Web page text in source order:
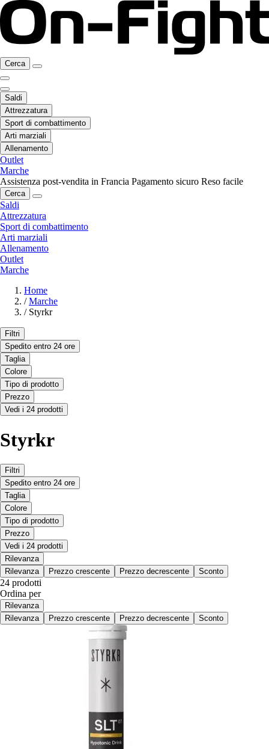
Cerca
Saldi
Attrezzatura
Sport di combattimento
Arti marziali
Allenamento
Outlet
Marche
Assistenza post-vendita in Francia Pagamento sicuro Reso facile
Cerca
Saldi
Attrezzatura
Sport di combattimento
Arti marziali
Allenamento
Outlet
Marche
Home
/ Marche
/ Styrkr
Filtri
Spedito entro 24 ore
Taglia
Colore
Tipo di prodotto
Prezzo
Vedi i 24 prodotti
Styrkr
Filtri
Spedito entro 24 ore
Taglia
Colore
Tipo di prodotto
Prezzo
Vedi i 24 prodotti
Rilevanza
Rilevanza
Prezzo crescente Prezzo decrescente Sconto
24 prodotti
Ordina per
Rilevanza
Rilevanza
Prezzo crescente Prezzo decrescente Sconto